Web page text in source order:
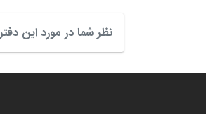
نظر شما در مورد این